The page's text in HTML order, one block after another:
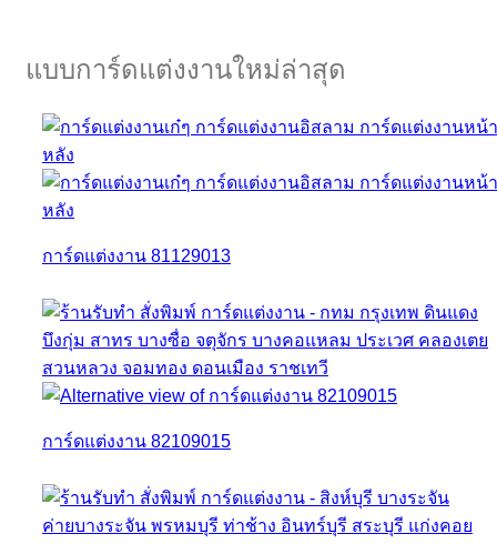
แบบการ์ดแต่งงานใหม่ล่าสุด
การ์ดแต่งงาน 81129013
การ์ดแต่งงาน 82109015